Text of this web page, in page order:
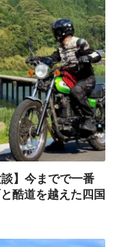
】今までで一番
酷道を越えた四国